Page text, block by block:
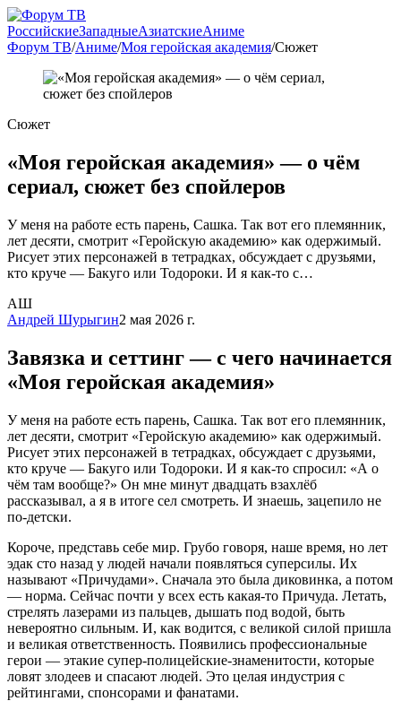
РоссийскиеЗападныеАзиатскиеАниме
Форум ТВ/Аниме/Моя геройская академия/Сюжет
Сюжет
«Моя геройская академия» — о чём
сериал, сюжет без спойлеров
У меня на работе есть парень, Сашка. Так вот его племянник,
лет десяти, смотрит «Геройскую академию» как одержимый.
Рисует этих персонажей в тетрадках, обсуждает с друзьями,
кто круче — Бакуго или Тодороки. И я как-то с…
АШ
Андрей Шурыгин2 мая 2026 г.
Завязка и сеттинг — с чего начинается
«Моя геройская академия»
У меня на работе есть парень, Сашка. Так вот его племянник,
лет десяти, смотрит «Геройскую академию» как одержимый.
Рисует этих персонажей в тетрадках, обсуждает с друзьями,
кто круче — Бакуго или Тодороки. И я как-то спросил: «А о
чём там вообще?» Он мне минут двадцать взахлёб
рассказывал, а я в итоге сел смотреть. И знаешь, зацепило не
по-детски.
Короче, представь себе мир. Грубо говоря, наше время, но лет
эдак сто назад у людей начали появляться суперсилы. Их
называют «Причудами». Сначала это была диковинка, а потом
— норма. Сейчас почти у всех есть какая-то Причуда. Летать,
стрелять лазерами из пальцев, дышать под водой, быть
невероятно сильным. И, как водится, с великой силой пришла
и великая ответственность. Появились профессиональные
герои — этакие супер-полицейские-знаменитости, которые
ловят злодеев и спасают людей. Это целая индустрия с
рейтингами, спонсорами и фанатами.